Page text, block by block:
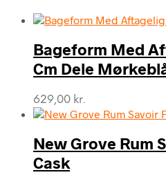
Bageform Med
Cm Dele
629,00 kr.
New Grove Rum
Cask